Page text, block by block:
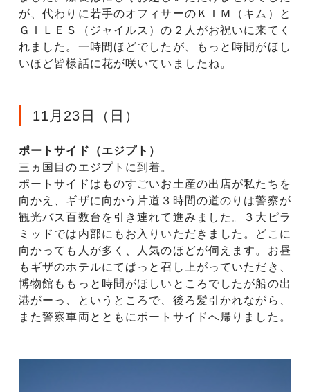
が、代わりに若手のオフィサーのＫＩＭ（キム）と
ＧＩＬＥＳ（ジャイルス）の２人がお祝いに来てく
れました。一時間ほどでしたが、もっと時間がほし
いほど皆様話に花が咲いていましたね。
11月23日（日）
ポートサイド（エジプト）
三ヵ国目のエジプトに到着。
ポートサイドはものすごいお土産の出店が私たちを
向かえ、ギザに向かう片道３時間の道のりは警察が
観光バス百数台を引き連れて進みました。３大ピラ
ミッドでは内部にもお入りいただきました。どこに
向かっても人が多く、人気のほどが伺えます。お昼
もギザのホテルにてぱっと召し上がっていただき、
博物館ももっと時間がほしいところでしたが船の出
港がーっ、というところで、後ろ髪引かれながら、
また警察車両とともにポートサイドへ帰りました。